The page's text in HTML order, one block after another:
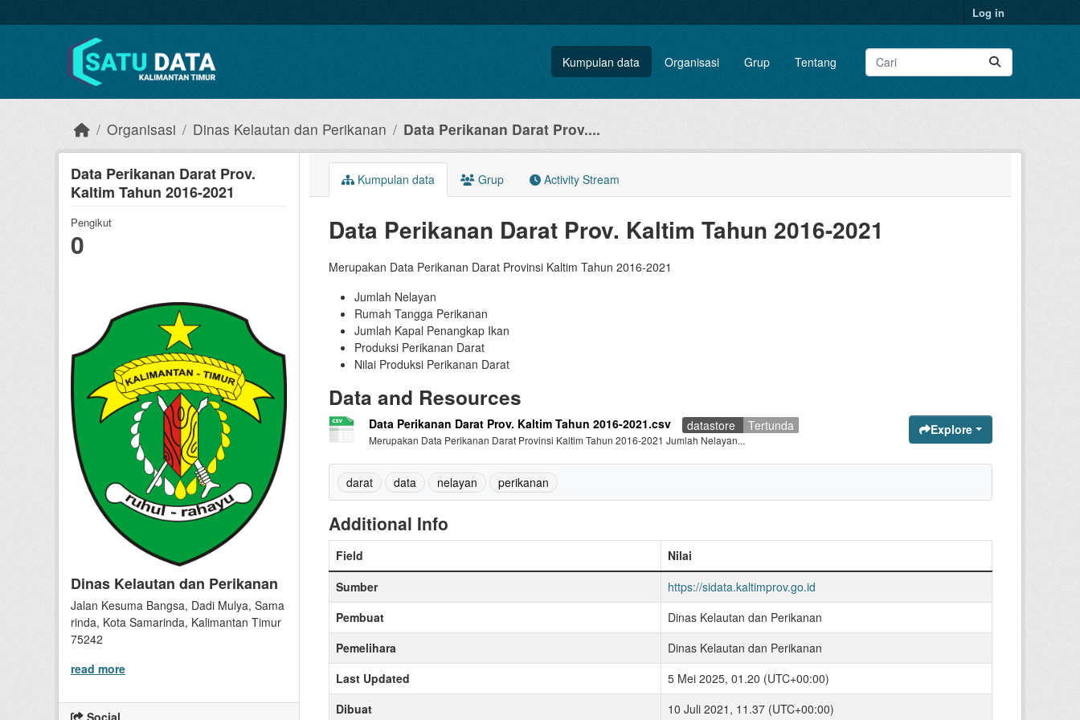
Log in
Kumpulan data Organisasi Grup Tentang
Organisasi Dinas Kelautan dan Perikanan Data Perikanan Darat Prov....
Data Perikanan Darat Prov.
Kaltim Tahun 2016-2021
Pengikut
0
Dinas Kelautan dan Perikanan
Jalan Kesuma Bangsa, Dadi Mulya, Sama
rinda, Kota Samarinda, Kalimantan Timur
75242
read more
Social
Kumpulan data Grup Activity Stream
Data Perikanan Darat Prov. Kaltim Tahun 2016-2021
Merupakan Data Perikanan Darat Provinsi Kaltim Tahun 2016-2021
Jumlah Nelayan
Rumah Tangga Perikanan
Jumlah Kapal Penangkap Ikan
Produksi Perikanan Darat
Nilai Produksi Perikanan Darat
Data and Resources
Data Perikanan Darat Prov. Kaltim Tahun 2016-2021.csv datastore Tertunda
Merupakan Data Perikanan Darat Provinsi Kaltim Tahun 2016-2021 Jumlah Nelayan...
Explore
darat data nelayan perikanan
Additional Info
Field
Nilai
Sumber
https://sidata.kaltimprov.go.id
Pembuat
Dinas Kelautan dan Perikanan
Pemelihara
Dinas Kelautan dan Perikanan
Last Updated
5 Mei 2025, 01.20 (UTC+00:00)
Dibuat
10 Juli 2021, 11.37 (UTC+00:00)